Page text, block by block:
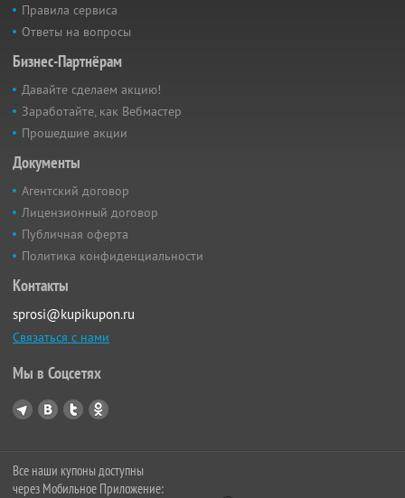
Правила сервиса
Ответы на вопросы
Бизнес-Партнёрам
Давайте сделаем акцию!
Заработайте, как Вебмастер
Прошедшие акции
Документы
Агентский договор
Лицензионный договор
Публичная оферта
Политика конфиденциальности
Контакты
sprosi@kupikupon.ru
Связаться с нами
Мы в Соцсетях
Все наши купоны доступны
через Мобильное Приложение: